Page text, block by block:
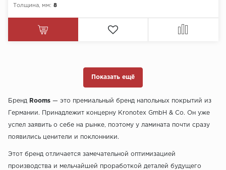
Толщина, мм: 8
Показать ещё
Бренд Rooms— это премиальный бренд напольных покрытий из
Германии. Принадлежит концерну Kronotex GmbH & Co. Он уже
успел заявить о себе на рынке, поэтому у ламината почти сразу
появились ценители и поклонники.
Этот бренд отличается замечательной оптимизацией
производства и мельчайшей проработкой деталей будущего